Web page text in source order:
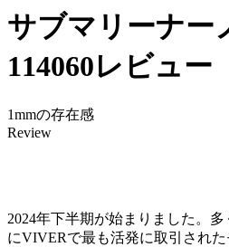
サブマリーナー
114060レビュー
1mmの存在感
Review
2024年下半期が始まりました。
にVIVERで最も活発に取引され